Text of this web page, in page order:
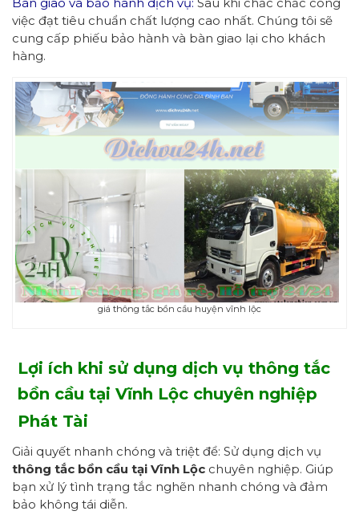
việc đạt tiêu chuẩn chất lượng cao nhất. Chúng tôi sẽ
cung cấp phiếu bảo hành và bàn giao lại cho khách
hàng.
giá thông tắc bồn cầu huyện vĩnh lộc
Lợi ích khi sử dụng dịch vụ thông tắc
bồn cầu tại Vĩnh Lộc chuyên nghiệp
Phát Tài
Giải quyết nhanh chóng và triệt để: Sử dụng dịch vụ
thông tắc bồn cầu tại Vĩnh Lộc chuyên nghiệp. Giúp
bạn xử lý tình trạng tắc nghẽn nhanh chóng và đảm
bảo không tái diễn.